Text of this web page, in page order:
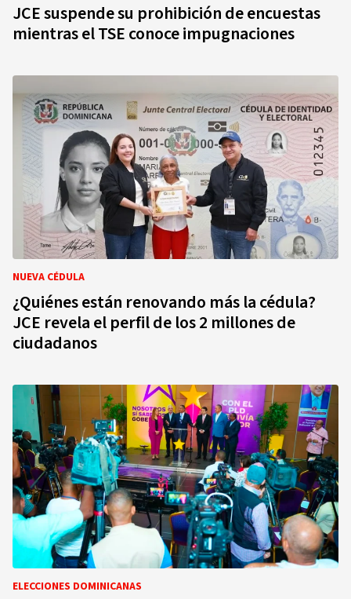
JCE suspende su prohibición de encuestas
mientras el TSE conoce impugnaciones
NUEVA CÉDULA
¿Quiénes están renovando más la cédula?
JCE revela el perfil de los 2 millones de
ciudadanos
ELECCIONES DOMINICANAS